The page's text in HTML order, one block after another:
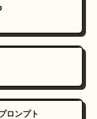
ロンプト